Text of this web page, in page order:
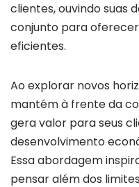
clientes, ouvindo suas
conjunto para
eficientes.
Ao explorar novos
mantém à frente da
gera valor para seus
desenvolvimento
Essa abordagem
pensar além dos